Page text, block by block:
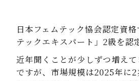
日本フェムテック協会認定資
テックエキスパート」2級を認
近年聞くことが少しずつ増え
ですが、市場規模は2025年に2